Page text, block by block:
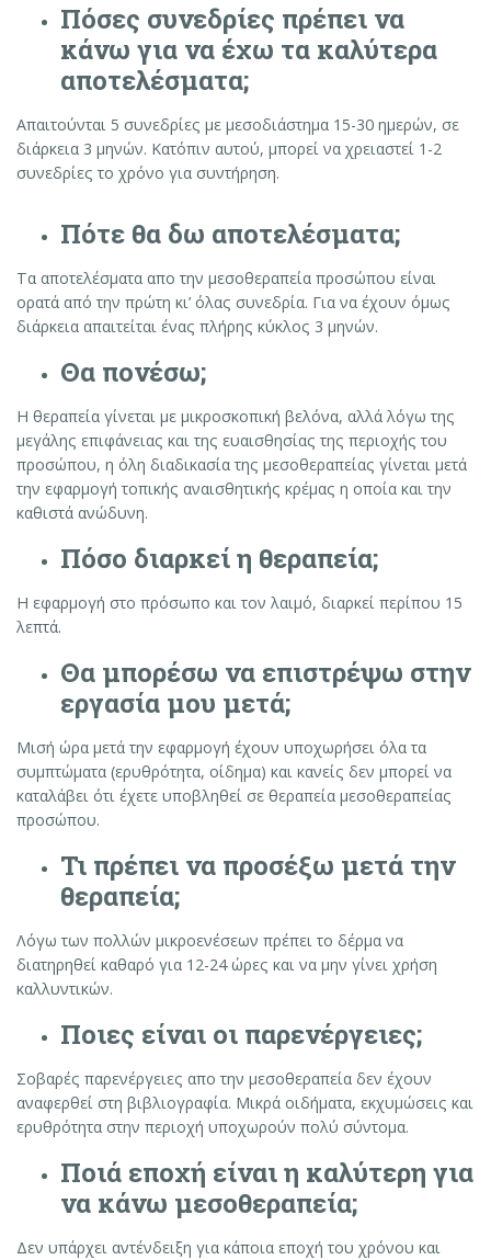
Πόσες συνεδρίες πρέπει να
κάνω για να έχω τα καλύτερα
αποτελέσματα;
Απαιτούνται 5 συνεδρίες με μεσοδιάστημα 15-30 ημερών, σε
διάρκεια 3 μηνών. Κατόπιν αυτού, μπορεί να χρειαστεί 1-2
συνεδρίες το χρόνο για συντήρηση.
Πότε θα δω αποτελέσματα;
Τα αποτελέσματα απο την μεσοθεραπεία προσώπου είναι
ορατά από την πρώτη κι’ όλας συνεδρία. Για να έχουν όμως
διάρκεια απαιτείται ένας πλήρης κύκλος 3 μηνών.
Θα πονέσω;
Η θεραπεία γίνεται με μικροσκοπική βελόνα, αλλά λόγω της
μεγάλης επιφάνειας και της ευαισθησίας της περιοχής του
προσώπου, η όλη διαδικασία της μεσοθεραπείας γίνεται μετά
την εφαρμογή τοπικής αναισθητικής κρέμας η οποία και την
καθιστά ανώδυνη.
Πόσο διαρκεί η θεραπεία;
Η εφαρμογή στο πρόσωπο και τον λαιμό, διαρκεί περίπου 15
λεπτά.
Θα μπορέσω να επιστρέψω στην
εργασία μου μετά;
Μισή ώρα μετά την εφαρμογή έχουν υποχωρήσει όλα τα
συμπτώματα (ερυθρότητα, οίδημα) και κανείς δεν μπορεί να
καταλάβει ότι έχετε υποβληθεί σε θεραπεία μεσοθεραπείας
προσώπου.
Τι πρέπει να προσέξω μετά την
θεραπεία;
Λόγω των πολλών μικροενέσεων πρέπει το δέρμα να
διατηρηθεί καθαρό για 12-24 ώρες και να μην γίνει χρήση
καλλυντικών.
Ποιες είναι οι παρενέργειες;
Σοβαρές παρενέργειες απο την μεσοθεραπεία δεν έχουν
αναφερθεί στη βιβλιογραφία. Μικρά οιδήματα, εκχυμώσεις και
ερυθρότητα στην περιοχή υποχωρούν πολύ σύντομα.
Ποιά εποχή είναι η καλύτερη για
να κάνω μεσοθεραπεία;
Δεν υπάρχει αντένδειξη για κάποια εποχή του χρόνου και